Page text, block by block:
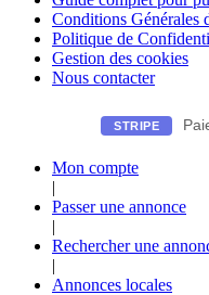
Conditions Générales
Politique de
Gestion des cookies
Nous contacter
STRIPE
Mon compte
|
Passer une annonce
|
Rechercher une
|
Annonces locales